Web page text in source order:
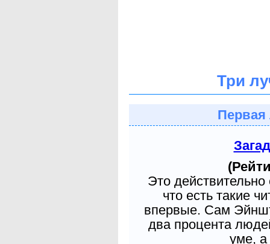
Три
Первая
Это
что есть такие
впервые. Сам
два процента
уме, а